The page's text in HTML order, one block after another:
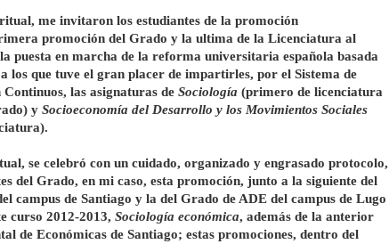
me invitaron los estudiantes de la promoción
promoción del Grado y la ultima de la Licenciatura al
puesta en marcha de la reforma universitaria española basada
los que tuve el gran placer de impartirles, por el Sistema de
las asignaturas de Sociología (primero de licenciatura
y Socioeconomía del Desarrollo y los Movimientos Sociales
se celebró con un cuidado, organizado y engrasado protocolo,
del Grado, en mi caso, esta promoción, junto a la siguiente del
campus de Santiago y la del Grado de ADE del campus de Lugo
curso 2012-2013, Sociología económica, además de la anterior
de Económicas de Santiago; estas promociones, dentro del